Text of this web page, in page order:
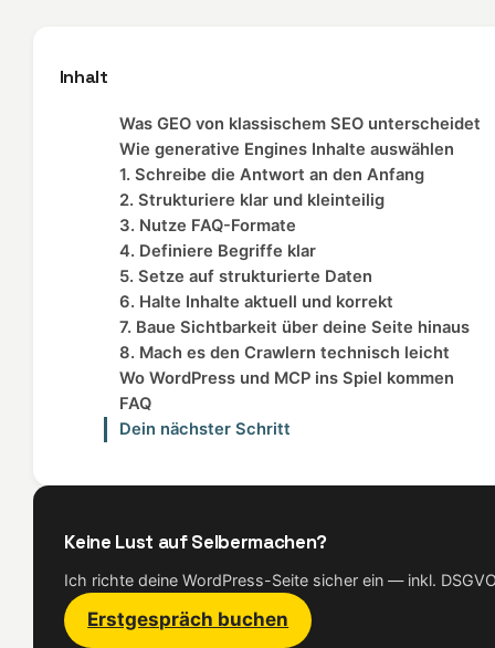
Inhalt
Was GEO von klassischem SEO unterscheidet
Wie generative Engines Inhalte auswählen
1. Schreibe die Antwort an den Anfang
2. Strukturiere klar und kleinteilig
3. Nutze FAQ-Formate
4. Definiere Begriffe klar
5. Setze auf strukturierte Daten
6. Halte Inhalte aktuell und korrekt
7. Baue Sichtbarkeit über deine Seite hinaus
8. Mach es den Crawlern technisch leicht
Wo WordPress und MCP ins Spiel kommen
FAQ
Dein nächster Schritt
Keine Lust auf Selbermachen?
Ich richte deine WordPress-Seite sicher ein — inkl.
Erstgespräch buchen